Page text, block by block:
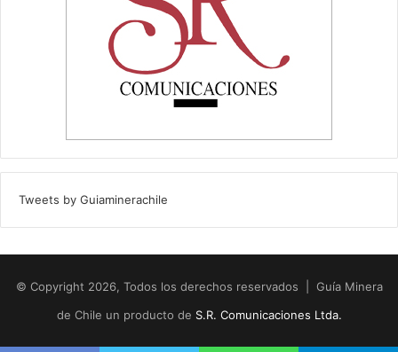
Tweets by Guiaminerachile
© Copyright 2026, Todos los derechos reservados | Guía Minera
de Chile un producto de S.R. Comunicaciones Ltda.